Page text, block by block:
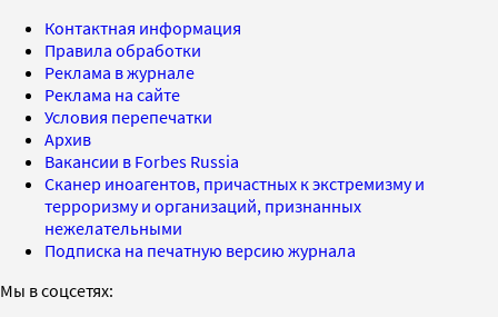
Контактная информация
Правила обработки
Реклама в журнале
Реклама на сайте
Условия перепечатки
Архив
Вакансии в Forbes Russia
Сканер иноагентов, причастных к экстремизму и
терроризму и организаций, признанных
нежелательными
Подписка на печатную версию журнала
Мы в соцсетях: